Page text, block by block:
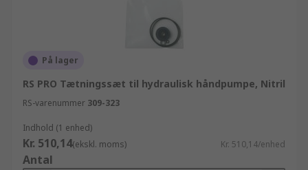
På lager
RS PRO Tætningssæt til hydraulisk håndpumpe, Nitril
RS-varenummer 309-323
Indhold (1 enhed)
Kr. 510,14(ekskl. moms) Kr. 510,14/enhed
Antal